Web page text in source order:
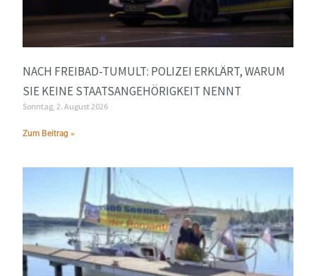
NACH FREIBAD-TUMULT: POLIZEI ERKLÄRT, WARUM
SIE KEINE STAATSANGEHÖRIGKEIT NENNT
Sonntag, 2. August 2026
Zum Beitrag »